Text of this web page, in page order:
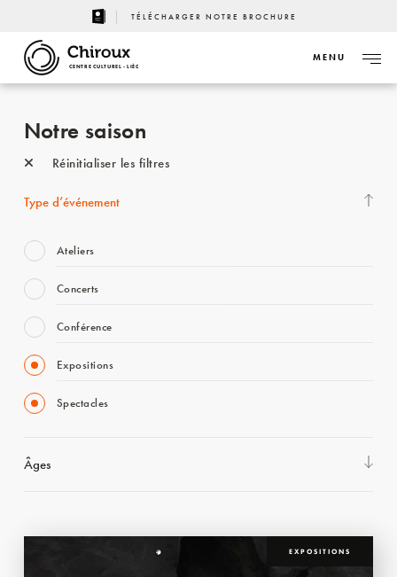
TÉLÉCHARGER NOTRE BROCHURE
CENTRE CULTUREL - LIÈGE
MENU
Notre saison
Réinitialiser les filtres
Type d’événement
Ateliers
Concerts
Conférence
Expositions
Spectacles
Âges
EXPOSITIONS